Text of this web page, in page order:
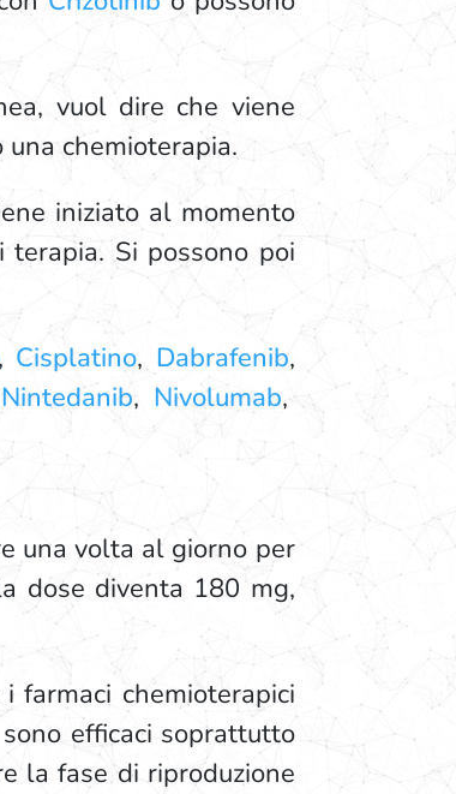
vuol dire che viene
chemioterapia.
iniziato al momento
Si possono poi
, Cisplatino, Dabrafenib,
Nintedanib, Nivolumab,
una volta al giorno per
dose diventa 180 mg,
chemioterapici
efficaci soprattutto
la fase di riproduzione